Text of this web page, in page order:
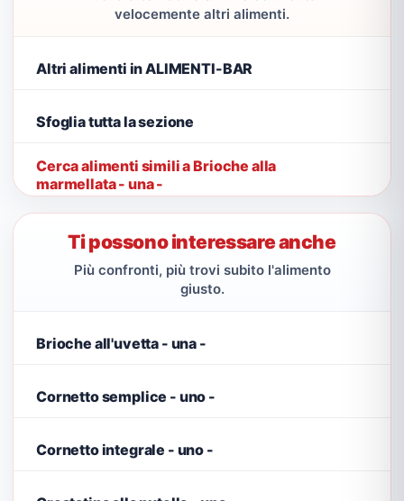
velocemente altri alimenti.
Altri alimenti in ALIMENTI-BAR
Sfoglia tutta la sezione
Cerca alimenti simili a Brioche alla
marmellata - una -
Ti possono interessare anche
Più confronti, più trovi subito l'alimento
giusto.
Brioche all'uvetta - una -
Cornetto semplice - uno -
Cornetto integrale - uno -